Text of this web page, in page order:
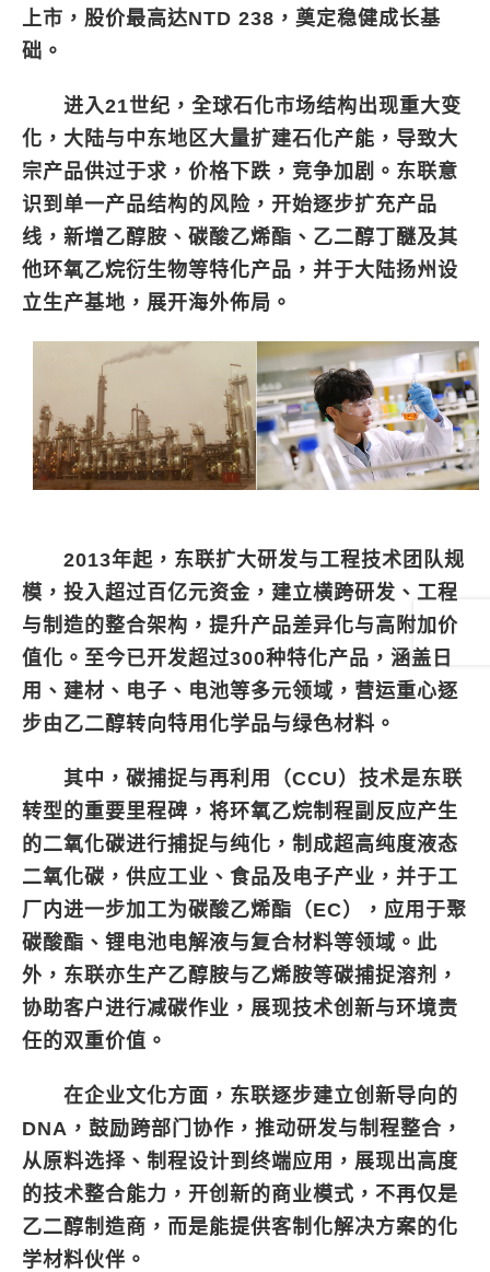
上市，股价最高达NTD 238，奠定稳健成长基
础。
进入21世纪，全球石化市场结构出现重大变
化，大陆与中东地区大量扩建石化产能，导致大
宗产品供过于求，价格下跌，竞争加剧。东联意
识到单一产品结构的风险，开始逐步扩充产品
线，新增乙醇胺、碳酸乙烯酯、乙二醇丁醚及其
他环氧乙烷衍生物等特化产品，并于大陆扬州设
立生产基地，展开海外佈局。
2013年起，东联扩大研发与工程技术团队规
模，投入超过百亿元资金，建立横跨研发、工程
与制造的整合架构，提升产品差异化与高附加价
值化。至今已开发超过300种特化产品，涵盖日
用、建材、电子、电池等多元领域，营运重心逐
步由乙二醇转向特用化学品与绿色材料。
其中，碳捕捉与再利用（CCU）技术是东联
转型的重要里程碑，将环氧乙烷制程副反应产生
的二氧化碳进行捕捉与纯化，制成超高纯度液态
二氧化碳，供应工业、食品及电子产业，并于工
厂内进一步加工为碳酸乙烯酯（EC），应用于聚
碳酸酯、锂电池电解液与复合材料等领域。此
外，东联亦生产乙醇胺与乙烯胺等碳捕捉溶剂，
协助客户进行减碳作业，展现技术创新与环境责
任的双重价值。
在企业文化方面，东联逐步建立创新导向的
DNA，鼓励跨部门协作，推动研发与制程整合，
从原料选择、制程设计到终端应用，展现出高度
的技术整合能力，开创新的商业模式，不再仅是
乙二醇制造商，而是能提供客制化解决方案的化
学材料伙伴。